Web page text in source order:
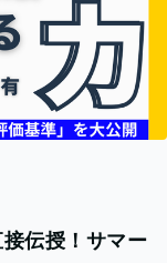
伝授！サマー